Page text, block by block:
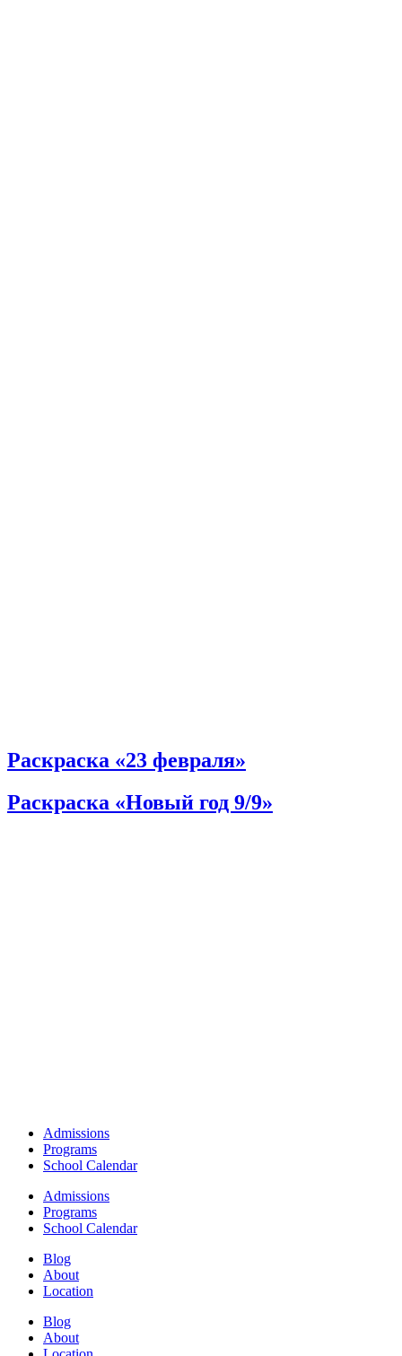
Раскраска «23 февраля»
Раскраска «Новый год 9/9»
Admissions
Programs
School Calendar
Admissions
Programs
School Calendar
Blog
About
Location
Blog
About